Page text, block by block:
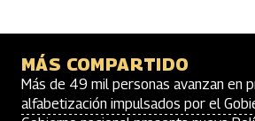
MÁS COMPARTIDO
Más de 49 mil personas avanzan en
alfabetización impulsados por el